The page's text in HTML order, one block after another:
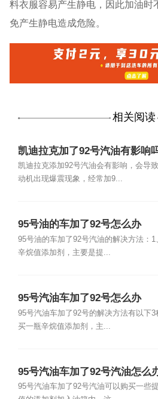
料衣服容易产生静电，因此加油时
免产生静电造成危险。
相关阅读
凯迪拉克加了92号汽油有影响
凯迪拉克添加92号汽油会有影响，会导
动机出现爆震现象，经常加9...
95号油的车加了92号怎么办
95号油的车加了92号汽油的解决方法：1
辛烷值添加剂，主要是提...
95号汽油车加了92号怎么办
95号汽油车加了92号的解决方法有以下3
买一瓶辛烷值添加剂，主...
95号汽油车加了92号汽油怎么
95号汽油车加了92号汽油可以购买一些